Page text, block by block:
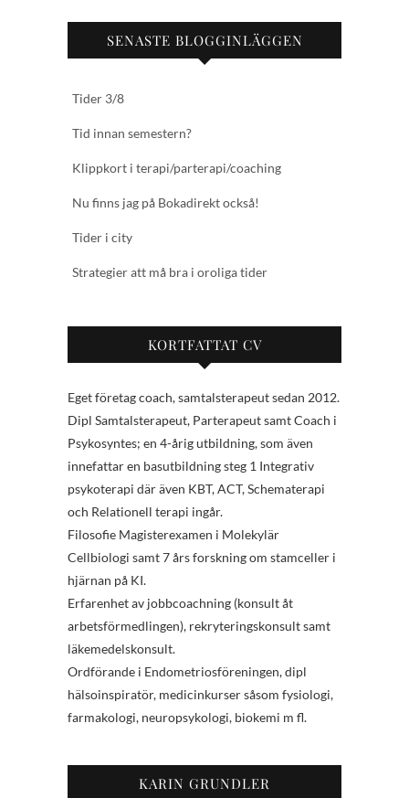
SENASTE BLOGGINLÄGGEN
Tider 3/8
Tid innan semestern?
Klippkort i terapi/parterapi/coaching
Nu finns jag på Bokadirekt också!
Tider i city
Strategier att må bra i oroliga tider
KORTFATTAT CV
Eget företag coach, samtalsterapeut sedan 2012.
Dipl Samtalsterapeut, Parterapeut samt Coach i
Psykosyntes; en 4-årig utbildning, som även
innefattar en basutbildning steg 1 Integrativ
psykoterapi där även KBT, ACT, Schematerapi
och Relationell terapi ingår.
Filosofie Magisterexamen i Molekylär
Cellbiologi samt 7 års forskning om stamceller i
hjärnan på KI.
Erfarenhet av jobbcoachning (konsult åt
arbetsförmedlingen), rekryteringskonsult samt
läkemedelskonsult.
Ordförande i Endometriosföreningen, dipl
hälsoinspiratör, medicinkurser såsom fysiologi,
farmakologi, neuropsykologi, biokemi m fl.
KARIN GRUNDLER